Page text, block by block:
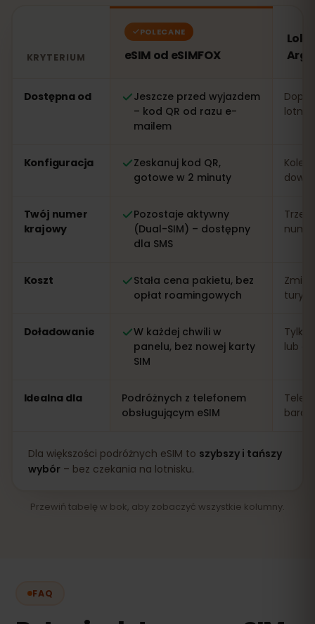
KRYTERIUM
POLECANE
eSIM od eSIMFOX
Dostępna od
Jeszcze przed wyjazdem
– kod QR od razu e-
mailem
Konfiguracja
Zeskanuj kod QR,
gotowe w 2 minuty
Twój numer
krajowy
Pozostaje aktywny
(Dual-SIM) – dostępny
dla SMS
Koszt
Stała cena pakietu, bez
opłat roamingowych
Doładowanie
W każdej chwili w
panelu, bez nowej karty
SIM
Tylko
lub
Idealna dla
Podróżnych z telefonem
obsługującym eSIM
Dla większości podróżnych eSIM to szybszy i tańszy
wybór– bez czekania na lotnisku.
Przewiń tabelę w bok, aby zobaczyć wszystkie kolumny.
FAQ